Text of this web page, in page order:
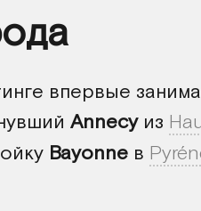
впервые
Annecyиз
Bayonne в